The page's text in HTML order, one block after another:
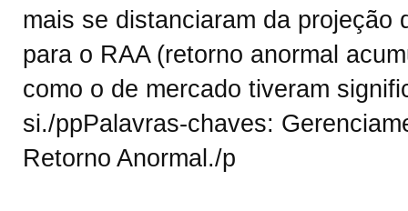
mais se distanciaram da projeção
para o RAA (retorno anormal
como o de mercado tiveram
si./ppPalavras-chaves:
Retorno Anormal./p